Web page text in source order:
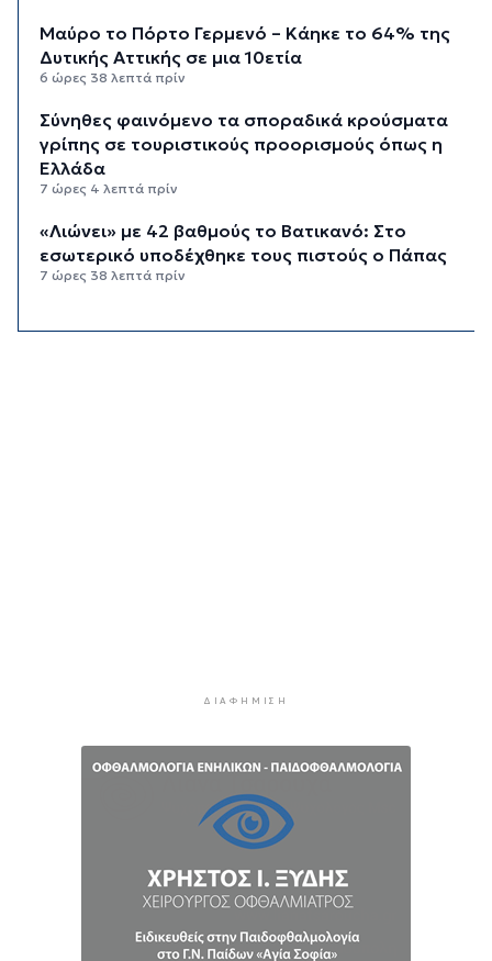
Μαύρο το Πόρτο Γερμενό – Κάηκε το 64% της
Δυτικής Αττικής σε μια 10ετία
6 ώρες 38 λεπτά πρίν
Σύνηθες φαινόμενο τα σποραδικά κρούσματα
γρίπης σε τουριστικούς προορισμούς όπως η
Ελλάδα
7 ώρες 4 λεπτά πρίν
«Λιώνει» με 42 βαθμούς το Βατικανό: Στο
εσωτερικό υποδέχθηκε τους πιστούς ο Πάπας
7 ώρες 38 λεπτά πρίν
Οκτώ ναυτιλιακές ενώσεις κατά των διοδίων
στo Στενό του Ορμούζ
ΔΙΑΦΉΜΙΣΗ